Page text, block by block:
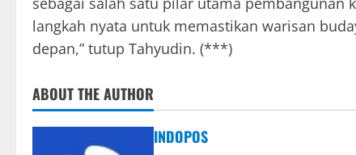
langkah nyata untuk memastikan warisan
depan,” tutup Tahyudin. (***)
ABOUT THE AUTHOR
INDOPOS